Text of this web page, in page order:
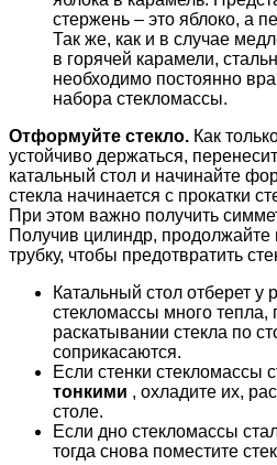
стержень – это яблоко, а
Так же, как и в случае
в горячей карамели,
необходимо постоянно
набора стекломассы.
Отформуйте стекло. Как
устойчиво держаться,
катальный стол и начинайте
стекла начинается с прокатки
При этом важно получить
Получив цилиндр, продолжайте
трубку, чтобы предотвратить
Катальный стол отберет у
стекломассы много тепла,
раскатывании стекла по
соприкасаются.
Если стенки стекломассы
тонкими , охладите их,
столе.
Если дно стекломассы
тогда снова поместите